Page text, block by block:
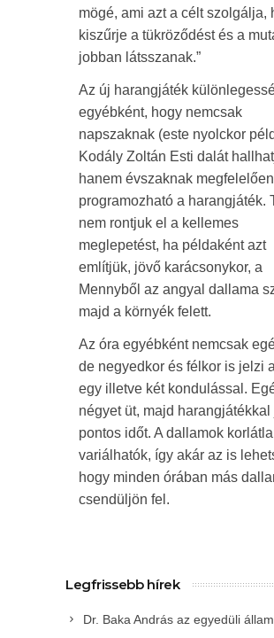
mögé, ami azt a célt szolgálja,
kiszűrje a tükröződést és a
jobban látsszanak.”
Az új harangjáték
egyébként, hogy nemcsak
napszaknak (este nyolckor
Kodály Zoltán Esti dalát
hanem évszaknak
programozható a harangjáték.
nem rontjuk el a kellemes
meglepetést, ha példaként azt
említjük, jövő karácsonykor, a
Mennyből az angyal dallama
majd a környék felett.
Az óra egyébként nemcsak
de negyedkor és félkor is jelzi
egy illetve két kondulással.
négyet üt, majd harangjátékkal
pontos időt. A dallamok
variálhatók, így akár az is
hogy minden órában más
csendüljön fel.
Legfrissebb hírek
Dr. Baka András az egyedüli